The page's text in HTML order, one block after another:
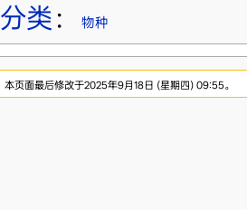
分类 ： 物种
本页面最后修改于2025年9月18日 (星期四) 09:55。